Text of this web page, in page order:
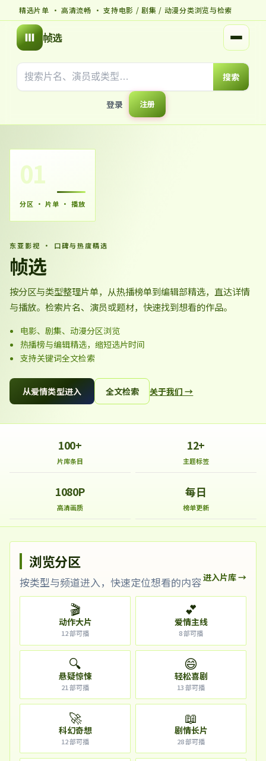
精选片单 · 高清流畅 · 支持电影 / 剧集 / 动漫分类浏览与检索
帧选 打开
搜索
登录 注册
01
分区 · 片单 · 播放
东亚影视 · 口碑与热度精选
帧选
按分区与类型整理片单，从热播榜单到编辑部精选，直达详情
与播放。检索片名、演员或题材，快速找到想看的作品。
电影、剧集、动漫分区浏览
热播榜与编辑精选，缩短选片时间
支持关键词全文检索
从爱情类型进入 全文检索 关于我们 →
100+
片库条目
12+
主题标签
1080P
高清画质
每日
榜单更新
浏览分区
按类型与频道进入，快速定位想看的内容进入片库 →
🎬
动作大片
12部可播
💕
爱情主线
8部可播
🔍
悬疑惊悚
21部可播
😄
轻松喜剧
13部可播
🚀
科幻奇想
12部可播
📖
剧情长片
28部可播